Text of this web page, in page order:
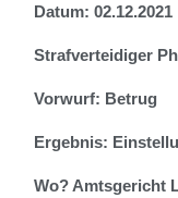
Datum: 02.12.2021
Strafverteidiger
Vorwurf: Betrug
Ergebnis:
Wo? Amtsgericht